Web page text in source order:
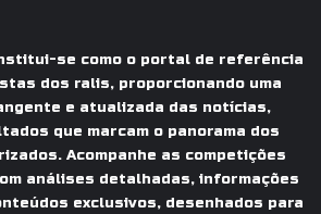
se como o portal de referência
dos ralis, proporcionando uma
e atualizada das notícias,
que marcam o panorama dos
Acompanhe as competições
análises detalhadas, informações
exclusivos, desenhados para